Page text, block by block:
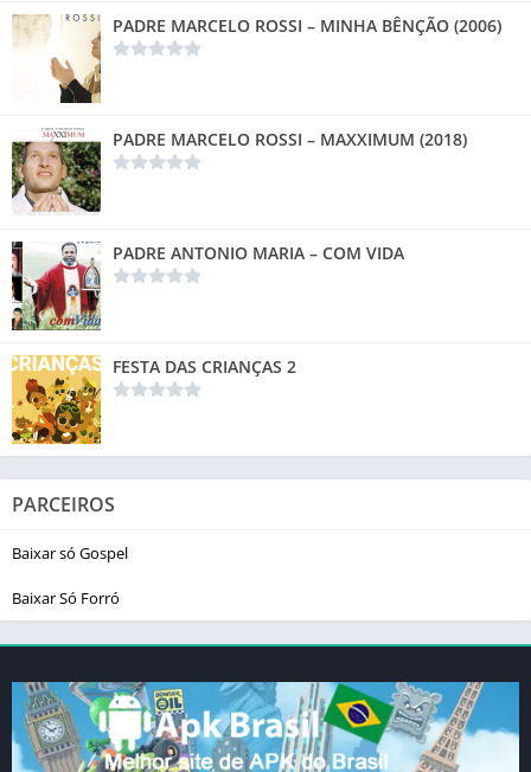
PADRE MARCELO ROSSI – MINHA BÊNÇÃO (2006)
PADRE MARCELO ROSSI – MAXXIMUM (2018)
PADRE ANTONIO MARIA – COM VIDA
FESTA DAS CRIANÇAS 2
PARCEIROS
Baixar só Gospel
Baixar Só Forró